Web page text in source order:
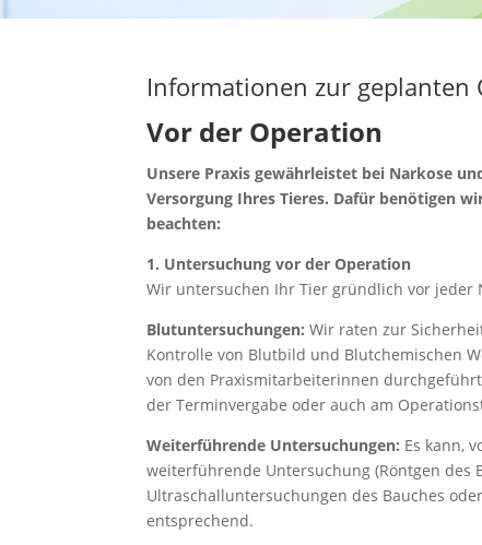
Informationen zur geplanten
Vor der Operation
Unsere Praxis gewährleistet bei Narkose
Versorgung Ihres Tieres. Dafür benötigen
beachten:
1. Untersuchung vor der Operation
Wir untersuchen Ihr Tier gründlich vor jeder
Blutuntersuchungen: Wir raten zur
Kontrolle von Blutbild und Blutchemischen
von den Praxismitarbeiterinnen
der Terminvergabe oder auch am
Weiterführende Untersuchungen: Es kann,
weiterführende Untersuchung (Röntgen des
Ultraschalluntersuchungen des Bauches
entsprechend.